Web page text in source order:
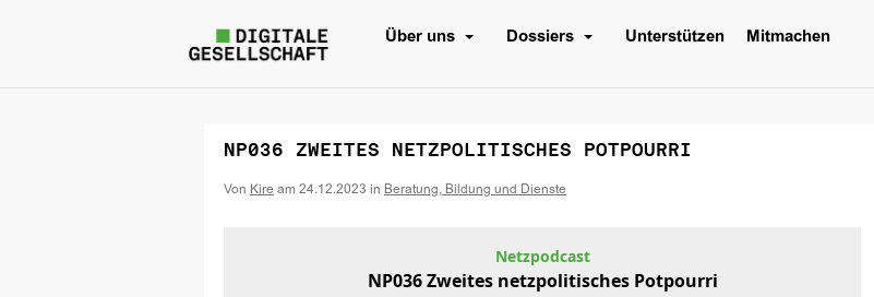
Über uns Dossiers Unterstützen Mitmachen
NP036 ZWEITES NETZPOLITISCHES POTPOURRI
Von Kire am 24.12.2023 in Beratung, Bildung und Dienste